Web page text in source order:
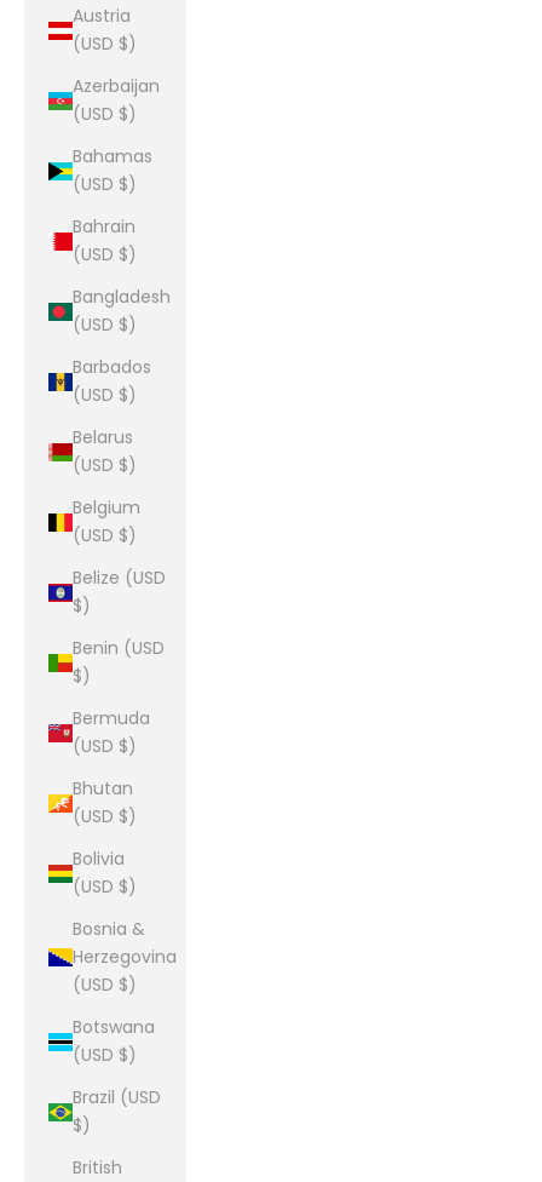
Austria
(USD $)
Azerbaijan
(USD $)
Bahamas
(USD $)
Bahrain
(USD $)
Bangladesh
(USD $)
Barbados
(USD $)
Belarus
(USD $)
Belgium
(USD $)
Belize (USD
$)
Benin (USD
$)
Bermuda
(USD $)
Bhutan
(USD $)
Bolivia
(USD $)
Bosnia &
Herzegovina
(USD $)
Botswana
(USD $)
Brazil (USD
$)
British